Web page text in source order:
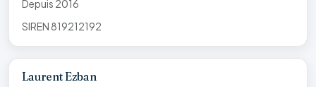
Depuis 2016
SIREN 819212192
Laurent Ezban